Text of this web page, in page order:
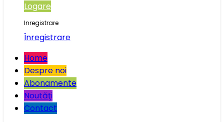
Logare
Inregistrare
Înregistrare
Home
Despre noi
Abonamente
Noutăţi
Contact